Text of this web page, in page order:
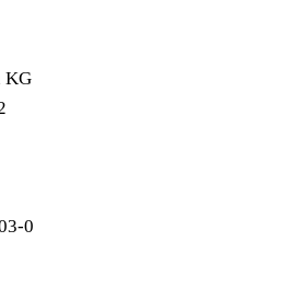
KG
0